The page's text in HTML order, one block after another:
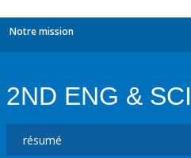
Notre mission
2ND ENG &